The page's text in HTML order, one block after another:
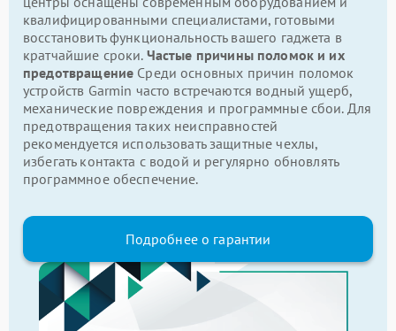
квалифицированными специалистами, готовыми
восстановить функциональность вашего гаджета в
кратчайшие сроки. Частые причины поломок и их
предотвращение Среди основных причин поломок
устройств Garmin часто встречаются водный ущерб,
механические повреждения и программные сбои. Для
предотвращения таких неисправностей
рекомендуется использовать защитные чехлы,
избегать контакта с водой и регулярно обновлять
программное обеспечение.
Подробнее о гарантии